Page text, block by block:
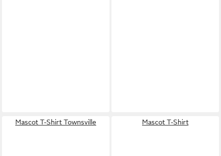
Mascot T-Shirt Townsville Mascot T-Shirt